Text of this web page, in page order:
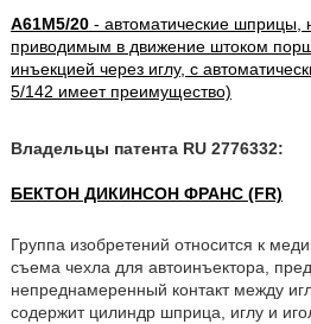
A61M5/20- автоматические шприцы,
приводимым в движение штоком
инъекцией через иглу, с
5/142 имеет преимущество)
Владельцы патента RU 2776332:
БЕКТОН ДИКИНСОН ФРАНС (FR)
Группа изобретений относится к
съема чехла для автоинъектора,
непреднамеренный контакт между
содержит цилиндр шприца, иглу и